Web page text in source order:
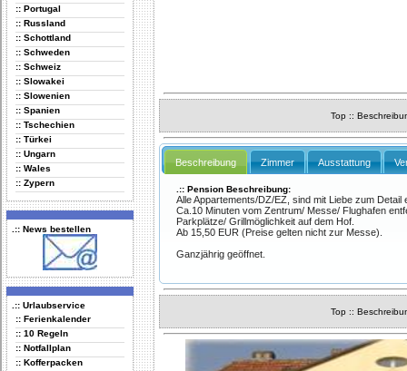
:: Portugal
:: Russland
:: Schottland
:: Schweden
:: Schweiz
:: Slowakei
:: Slowenien
:: Spanien
:: Tschechien
:: Türkei
:: Ungarn
:: Wales
:: Zypern
.:: News bestellen
.:: Urlaubservice
:: Ferienkalender
:: 10 Regeln
:: Notfallplan
:: Kofferpacken
Top ::
Beschreibung Zimmer Ausstattung
.:: Pension Beschreibung:
Alle Appartements/DZ/EZ, sind mit Liebe zum Detail
Ca.10 Minuten vom Zentrum/ Messe/ Flughafen
Parkplätze/ Grillmöglichkeit auf dem Hof.
Ab 15,50 EUR (Preise gelten nicht zur Messe).
Ganzjährig geöffnet.
Top ::